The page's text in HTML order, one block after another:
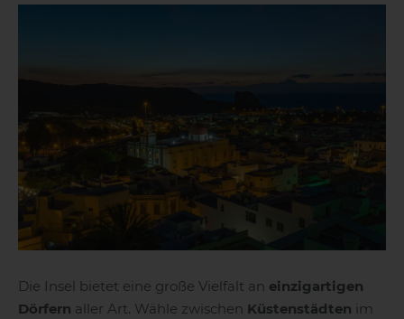
El Hierro La Gomera
Die Insel bietet eine große Vielfalt an einzigartigen
Dörfern aller Art. Wähle zwischen Küstenstädten im